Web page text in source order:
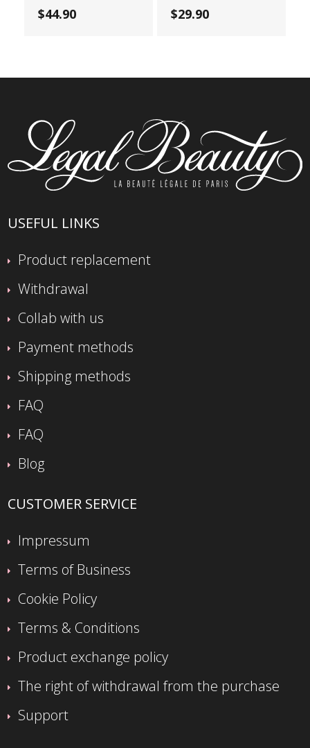
$44.90 $29.90
USEFUL LINKS
Product replacement
Withdrawal
Collab with us
Payment methods
Shipping methods
FAQ
FAQ
Blog
CUSTOMER SERVICE
Impressum
Terms of Business
Cookie Policy
Terms & Conditions
Product exchange policy
The right of withdrawal from the purchase
Support